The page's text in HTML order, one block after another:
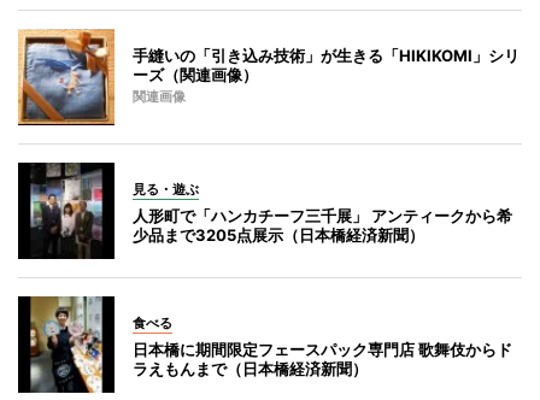
手縫いの「引き込み技術」が生きる「HIKIKOMI」シリ
ーズ（関連画像）
関連画像
見る・遊ぶ
人形町で「ハンカチーフ三千展」 アンティークから希
少品まで3205点展示（日本橋経済新聞）
食べる
日本橋に期間限定フェースパック専門店 歌舞伎からド
ラえもんまで（日本橋経済新聞）